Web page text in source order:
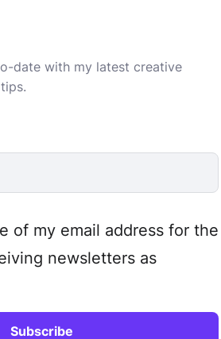
date with my latest creative
of my email address for the
newsletters as